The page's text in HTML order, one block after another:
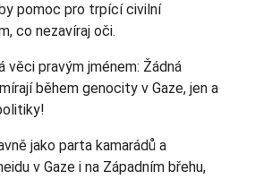
pomoc pro trpící civilní
co nezavíraj oči.
věci pravým jménem: Žádná
během genocity v Gaze, jen a
jako parta kamarádů a
v Gaze i na Západním břehu,